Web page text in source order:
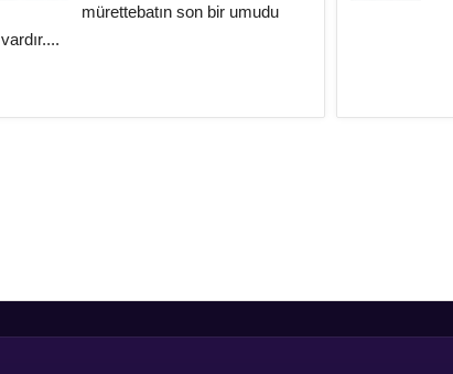
mürettebatın son bir umudu
vardır....